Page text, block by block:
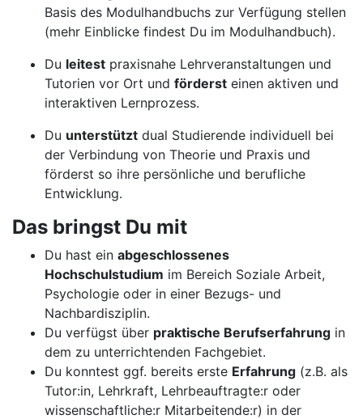
Basis des Modulhandbuchs zur Verfügung stellen
(mehr Einblicke findest Du im Modulhandbuch).
Du leitest praxisnahe Lehrveranstaltungen und
Tutorien vor Ort und förderst einen aktiven und
interaktiven Lernprozess.
Du unterstützt dual Studierende individuell bei
der Verbindung von Theorie und Praxis und
förderst so ihre persönliche und berufliche
Entwicklung.
Das bringst Du mit
Du hast ein abgeschlossenes
Hochschulstudium im Bereich Soziale Arbeit,
Psychologie oder in einer Bezugs- und
Nachbardisziplin.
Du verfügst über praktische Berufserfahrung in
dem zu unterrichtenden Fachgebiet.
Du konntest ggf. bereits erste Erfahrung (z.B. als
Tutor:in, Lehrkraft, Lehrbeauftragte:r oder
wissenschaftliche:r Mitarbeitende:r) in der